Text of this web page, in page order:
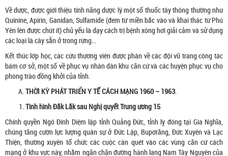
Về dược, được giới thiệu tính năng dược lý một số thuốc tây thông thường như
Quinine, Apirin, Ganidan, Sulfamide (đem từ miền bắc vào và khai thác từ Phú
Yên lên được chút ít) chủ yếu là dạy cách trị bệnh xông hơi giải cảm và sử dụng
các loại lá cây sẵn ở trong rừng…
Kết thúc lớp học, các cứu thương viên được phân về các đội vũ trang công tác
bám cơ sở, một số về phục vụ nhân dân khu căn cứ và các huyện phục vụ cho
phong trào đồng khởi của tỉnh.
THỜI KỲ PHÁT TRIỂN Y TẾ CÁCH MẠNG 1960 – 1963.
Tình hình Đắk Lắk sau Nghị quyết Trung ương 15
Chính quyền Ngô Đình Diệm lập tỉnh Quảng Đức, tỉnh lỵ đóng tại Gia Nghĩa,
chúng tăng cườn lực lượng quân sự ở Đức Lập, Bupơrăng, Đức Xuyên và Lạc
Thiện, thường xuyên tổ chức các cuộc càn quét vào các vùng căn cứ cách
mạng ở khu vực này, nhằm ngăn chặn đường hành lang Nam Tây Nguyên của